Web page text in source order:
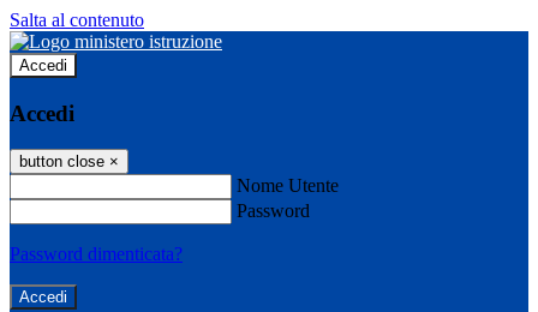
Salta al contenuto
Accedi
Accedi
button close ×
Nome Utente
Password
Password dimenticata?